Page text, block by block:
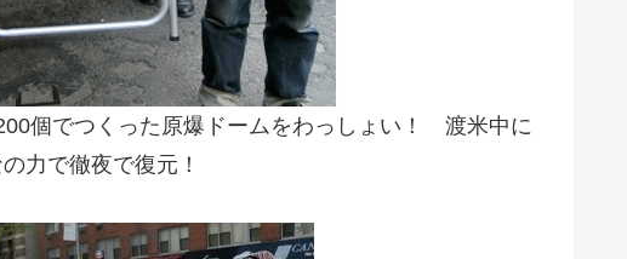
個でつくった原爆ドームをわっしょい！ 渡米中に
力で徹夜で復元！